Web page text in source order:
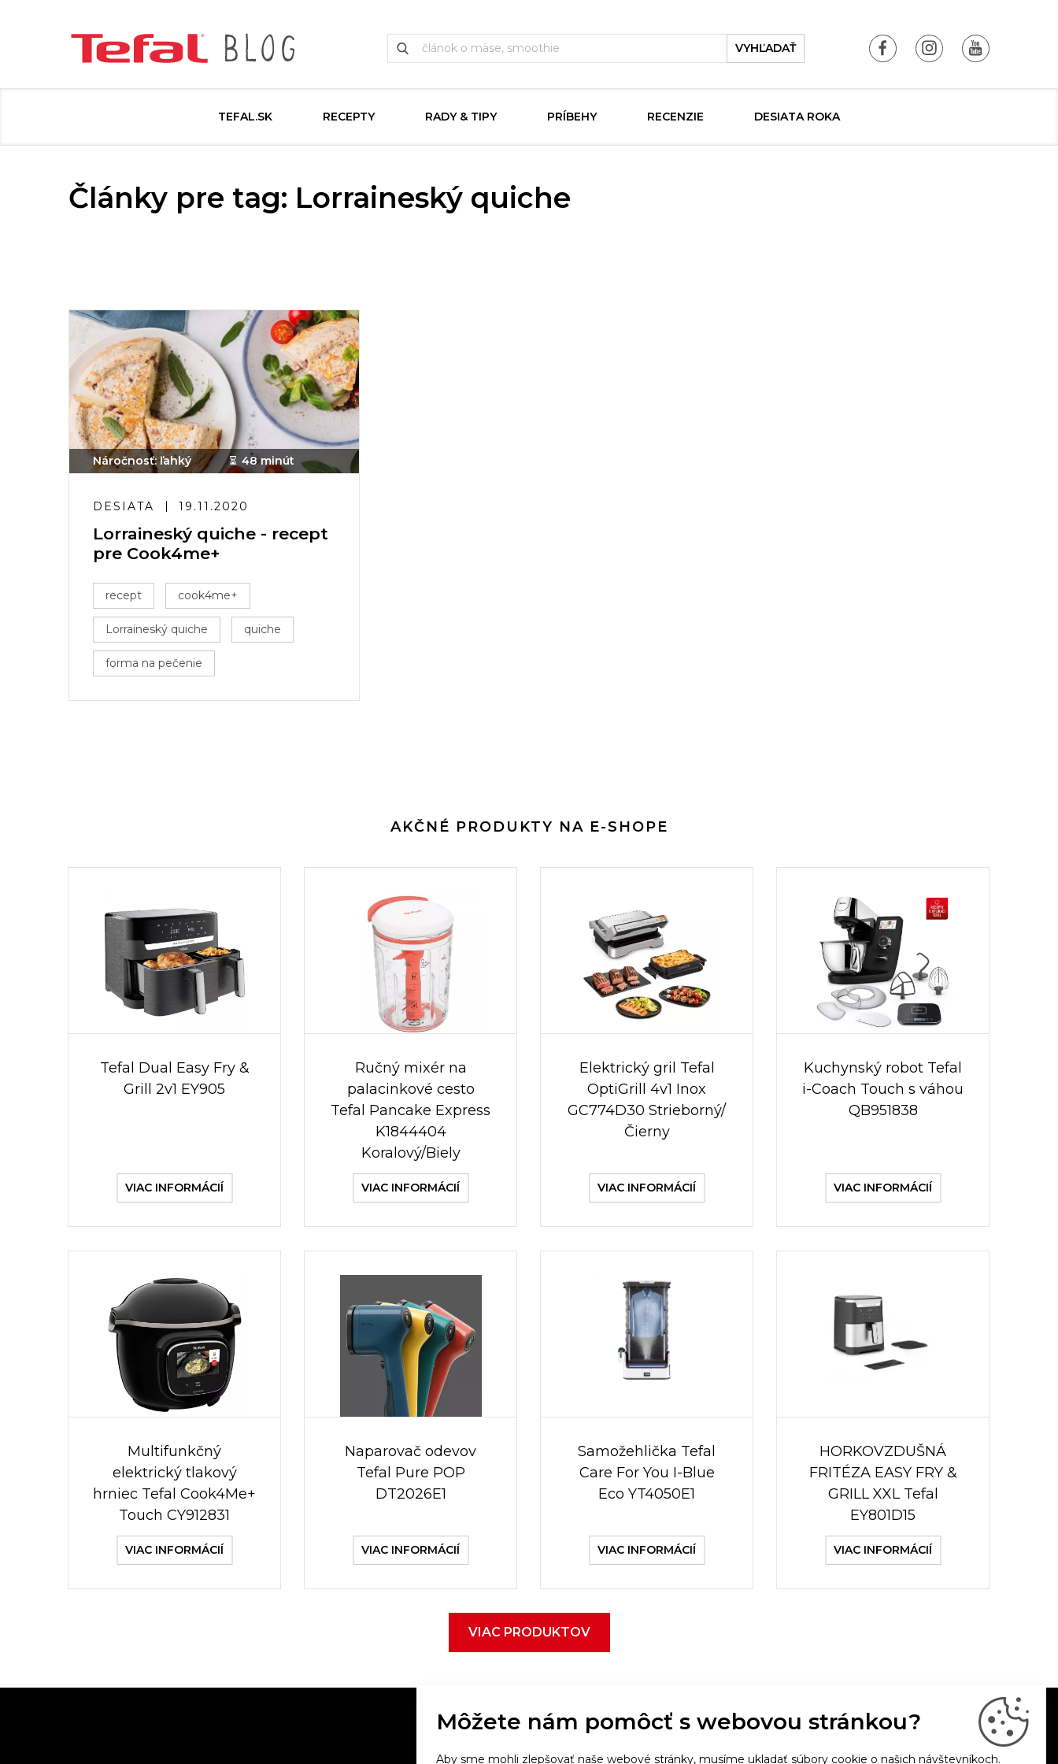
VYHĽADAŤ
TEFAL.SK RECEPTY RADY & TIPY PRÍBEHY RECENZIE DESIATA ROKA
Články pre tag: Lorraineský quiche
Náročnosť: ľahký 48 minút
DESIATA 19.11.2020
Lorraineský quiche - recept
pre Cook4me+
recept cook4me+
Lorraineský quiche quiche
forma na pečenie
AKČNÉ PRODUKTY NA E-SHOPE
Tefal Dual Easy Fry &
Grill 2v1 EY905
VIAC INFORMÁCIÍ
Ručný mixér na
palacinkové cesto
Tefal Pancake Express
K1844404
Koralový/Biely
VIAC INFORMÁCIÍ
Elektrický gril Tefal
OptiGrill 4v1 Inox
GC774D30 Strieborný/
Čierny
VIAC INFORMÁCIÍ
Kuchynský robot Tefal
i-Coach Touch s váhou
QB951838
VIAC INFORMÁCIÍ
Multifunkčný
elektrický tlakový
hrniec Tefal Cook4Me+
Touch CY912831
VIAC INFORMÁCIÍ
Naparovač odevov
Tefal Pure POP
DT2026E1
VIAC INFORMÁCIÍ
Samožehlička Tefal
Care For You I-Blue
Eco YT4050E1
VIAC INFORMÁCIÍ
HORKOVZDUŠNÁ
FRITÉZA EASY FRY &
GRILL XXL Tefal
EY801D15
VIAC INFORMÁCIÍ
VIAC PRODUKTOV
Môžete nám pomôcť s webovou stránkou?
Aby sme mohli zlepšovať naše webové stránky, musíme ukladať súbory cookie o našich návštevníkoch.